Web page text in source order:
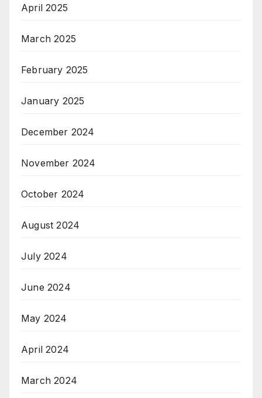
April 2025
March 2025
February 2025
January 2025
December 2024
November 2024
October 2024
August 2024
July 2024
June 2024
May 2024
April 2024
March 2024